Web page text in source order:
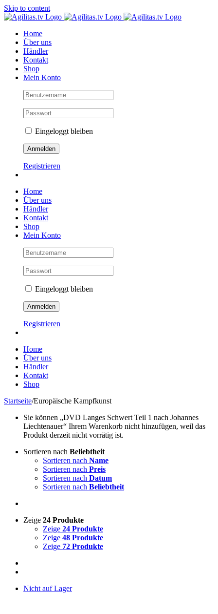
Skip to content
Home
Über uns
Händler
Kontakt
Shop
Mein Konto
Eingeloggt bleiben
Registrieren
Home
Über uns
Händler
Kontakt
Shop
Mein Konto
Eingeloggt bleiben
Registrieren
Home
Über uns
Händler
Kontakt
Shop
Startseite/Europäische Kampfkunst
Sie können „DVD Langes Schwert Teil 1 nach Johannes
Liechtenauer“ Ihrem Warenkorb nicht hinzufügen, weil das
Produkt derzeit nicht vorrätig ist.
Sortieren nach Beliebtheit
Sortieren nach Name
Sortieren nach Preis
Sortieren nach Datum
Sortieren nach Beliebtheit
Zeige 24 Produkte
Zeige 24 Produkte
Zeige 48 Produkte
Zeige 72 Produkte
Nicht auf Lager